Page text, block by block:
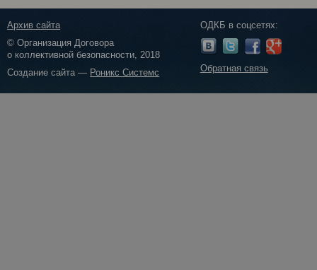
Архив сайта
© Организация Договора
о коллективной безопасности, 2018
Создание сайта — Роникс Системс
ОДКБ в соцсетях:
Обратная связь